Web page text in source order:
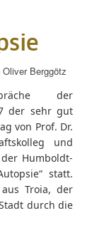
Oliver Berggötz
der
der sehr gut
von Prof. Dr.
und
Humboldt-
statt.
Troia, der
durch die